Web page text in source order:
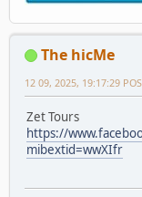
The hicMe
12 09, 2025, 19:17:29
Zet Tours
https://
mibextid=wwXIfr